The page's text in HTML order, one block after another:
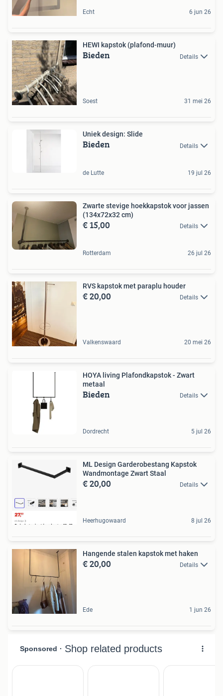
Echt 6 jun 26
HEWI kapstok (plafond-muur)
Bieden Details
Soest 31 mei 26
Uniek design: Slide
Bieden Details
de Lutte 19 jul 26
Zwarte stevige hoekkapstok voor jassen
(134x72x32 cm)
€ 15,00 Details
Rotterdam 26 jul 26
RVS kapstok met paraplu houder
€ 20,00 Details
Valkenswaard 20 mei 26
HOYA living Plafondkapstok - Zwart
metaal
Bieden Details
Dordrecht 5 jul 26
ML Design Garderobestang Kapstok
Wandmontage Zwart Staal
€ 20,00 Details
Heerhugowaard 8 jul 26
Hangende stalen kapstok met haken
€ 20,00 Details
Ede 1 jun 26